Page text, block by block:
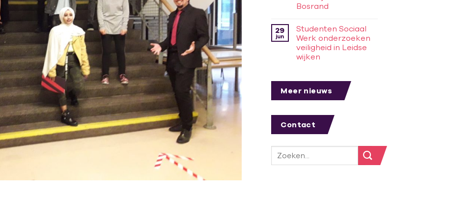
Bosrand
29
jun
Studenten Sociaal
Werk onderzoeken
veiligheid in Leidse
wijken
Meer nieuws
Contact